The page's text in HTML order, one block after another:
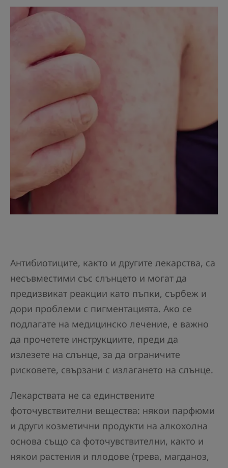
Антибиотиците, както и другите лекарства, са
несъвместими със слънцето и могат да
предизвикат реакции като пъпки, сърбеж и
дори проблеми с пигментацията. Ако се
подлагате на медицинско лечение, е важно
да прочетете инструкциите, преди да
излезете на слънце, за да ограничите
рисковете, свързани с излагането на слънце.
Лекарствата не са единствените
фоточувствителни вещества: някои парфюми
и други козметични продукти на алкохолна
основа също са фоточувствителни, както и
някои растения и плодове (трева, магданоз,